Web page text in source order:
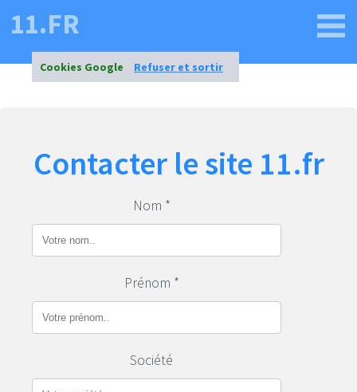
Cookies Google Refuser et sortir
11.FR
Contacter le site 11.fr
Nom *
Prénom *
Société